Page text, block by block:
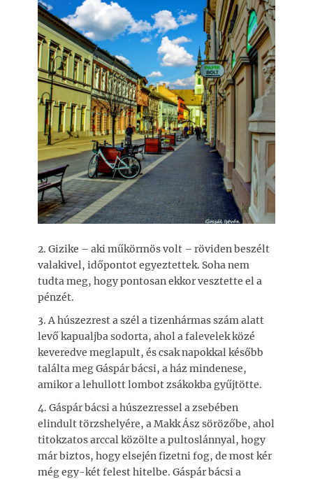
2. Gizike – aki műkörmös volt – röviden beszélt
valakivel, időpontot egyeztettek. Soha nem
tudta meg, hogy pontosan ekkor vesztette el a
pénzét.
3. A húszezrest a szél a tizenhármas szám alatt
levő kapualjba sodorta, ahol a falevelek közé
keveredve meglapult, és csak napokkal később
találta meg Gáspár bácsi, a ház mindenese,
amikor a lehullott lombot zsákokba gyűjtötte.
4. Gáspár bácsi a húszezressel a zsebében
elindult törzshelyére, a Makk Ász sörözőbe, ahol
titokzatos arccal közölte a pultoslánnyal, hogy
már biztos, hogy elsején fizetni fog, de most kér
még egy-két felest hitelbe. Gáspár bácsi a